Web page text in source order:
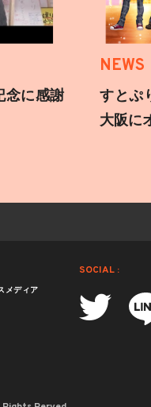
念に感謝
NEWS
すとぷ
大阪に
メディア
SOCIAL :